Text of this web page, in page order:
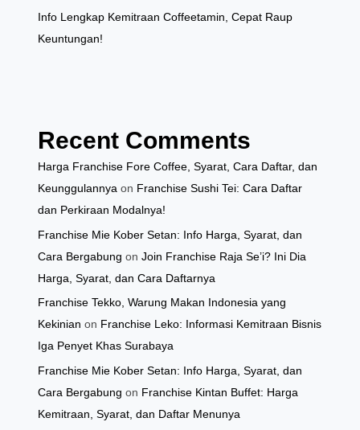
Info Lengkap Kemitraan Coffeetamin, Cepat Raup
Keuntungan!
Recent Comments
Harga Franchise Fore Coffee, Syarat, Cara Daftar, dan
Keunggulannya on Franchise Sushi Tei: Cara Daftar
dan Perkiraan Modalnya!
Franchise Mie Kober Setan: Info Harga, Syarat, dan
Cara Bergabung onJoin Franchise Raja Se’i? Ini Dia
Harga, Syarat, dan Cara Daftarnya
Franchise Tekko, Warung Makan Indonesia yang
Kekinian on Franchise Leko: Informasi Kemitraan Bisnis
Iga Penyet Khas Surabaya
Franchise Mie Kober Setan: Info Harga, Syarat, dan
Cara Bergabung on Franchise Kintan Buffet: Harga
Kemitraan, Syarat, dan Daftar Menunya